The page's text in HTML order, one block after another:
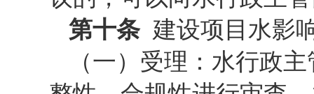
第十条 建设项目水影
（一）受理：水行政